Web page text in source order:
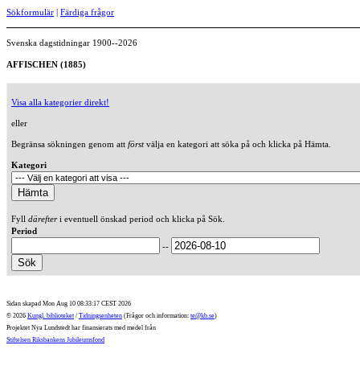
Sökformulär | Färdiga frågor
Svenska dagstidningar 1900--2026
AFFISCHEN (1885)
Visa alla kategorier direkt!
eller
Begränsa sökningen genom att förstvälja en kategori att söka på och klicka på Hämta.
Kategori
Fyll därefteri eventuell önskad period och klicka på Sök.
Period
--
Sidan skapad Mon Aug 10 08:33:17 CEST 2026
© 2026 Kungl. biblioteket / Tidningsenheten (Frågor och information: te@kb.se)
Projektet Nya Lundstedt har finansierats med medel från
Stiftelsen Riksbankens Jubileumsfond